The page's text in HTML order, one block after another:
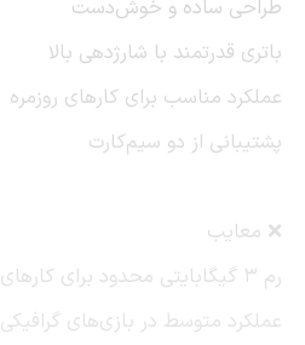
طراحی ساده و خوش‌دست
باتری قدرتمند با شارژدهی بالا
عملکرد مناسب برای کارهای روزمره
پشتیبانی از دو سیم‌کارت
❌ معایب
رم 3 گیگابایتی محدود برای کارهای سنگین
عملکرد متوسط در بازی‌های گرافیکی